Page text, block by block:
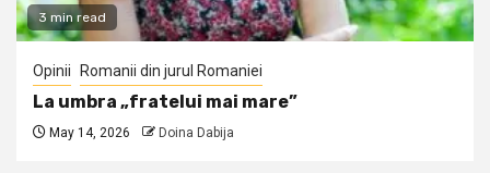
3 min read
Opinii Romanii din jurul Romaniei
La umbra „fratelui mai mare”
May 14, 2026 Doina Dabija